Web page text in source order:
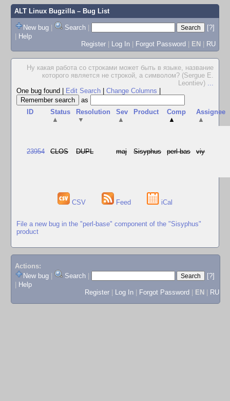
ALT Linux Bugzilla– Bug List
New bug | Search |
[?]
| Help
Register | Log In | Forgot Password | EN | RU
Ну какая работа со строками может быть в языке, название
которого является не строкой, а символом? (Sergue E.
Leontiev) ...
One bug found
Edit Search Change Columns
as
ID
Status
▲
Resolution
▼
Sev
▲
Product
Comp
▲
Assignee
▲
23954 CLOS DUPL maj Sisyphus perl-bas viy
CSV Feed iCal
File a new bug in the "perl-base" component of the "Sisyphus"
product
Actions:
New bug
Search
[?]
Help
Register
Log In Forgot Password EN RU